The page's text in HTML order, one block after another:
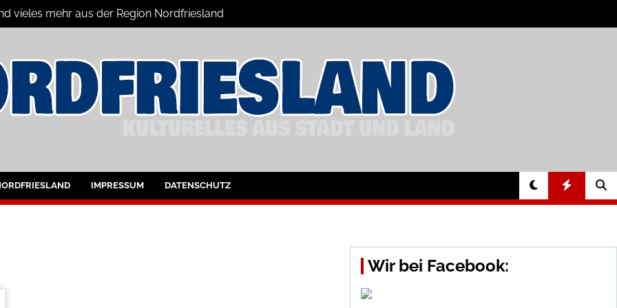
vieles mehr aus der Region Nordfriesland
für Nordfriesland und Husum
IMPRESSUM DATENSCHUTZ
Wir bei Facebook: